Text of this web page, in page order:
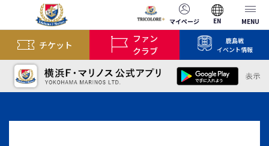
マイページ EN MENU
チケット
ファン
クラブ
鹿島戦
イベント情報